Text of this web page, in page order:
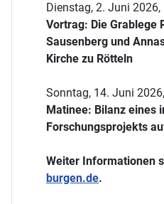
Dienstag, 2. Juni 2026,
Vortrag: Die Grablege
Sausenberg und
Kirche zu Rötteln
Sonntag, 14. Juni
Matinee: Bilanz eines
Forschungsprojekts
Weiter Informationen
burgen.de.